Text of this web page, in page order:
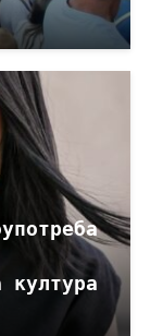
култура